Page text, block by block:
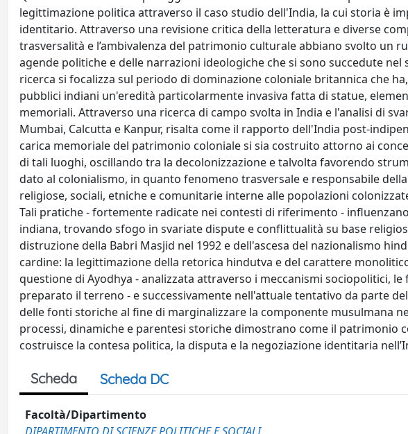
legittimazione politica attraverso il caso studio dell'India, la cui storia è
identitario. Attraverso una revisione critica della letteratura e diverse
trasversalità e l’ambivalenza del patrimonio culturale abbiano svolto un
agende politiche e delle narrazioni ideologiche che si sono succedute
ricerca si focalizza sul periodo di dominazione coloniale britannica che
pubblici indiani un'eredità particolarmente invasiva fatta di statue,
memoriali. Attraverso una ricerca di campo svolta in India e l'analisi di
Mumbai, Calcutta e Kanpur, risalta come il rapporto dell'India post-
carica memoriale del patrimonio coloniale si sia costruito attorno ai
di tali luoghi, oscillando tra la decolonizzazione e talvolta favorendo
dato al colonialismo, in quanto fenomeno trasversale e responsabile
religiose, sociali, etniche e comunitarie interne alle popolazioni
Tali pratiche - fortemente radicate nei contesti di riferimento -
indiana, trovando sfogo in svariate dispute e conflittualità su base
distruzione della Babri Masjid nel 1992 e dell'ascesa del nazionalismo
cardine: la legittimazione della retorica hindutva e del carattere
questione di Ayodhya - analizzata attraverso i meccanismi sociopolitici,
preparato il terreno - e successivamente nell'attuale tentativo da parte
delle fonti storiche al fine di marginalizzare la componente musulmana
processi, dinamiche e parentesi storiche dimostrano come il patrimonio
costruisce la contesa politica, la disputa e la negoziazione identitaria
Scheda Scheda DC
Facoltà/Dipartimento